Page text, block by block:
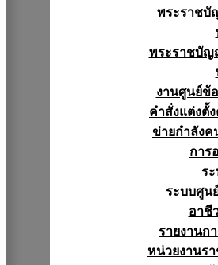
พระราชบั
พระราชบัญ
งานศูนย์ข้
คำสั่งแต่งตั้
ข่ายกำลังค
การ
ร
ระบบศูน
อาชี
รายงานก
หน่วยงานร